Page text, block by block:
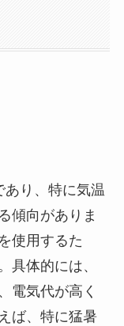
り、特に気温
傾向がありま
使用するた
具体的には、
電気代が高く
ば、特に猛暑